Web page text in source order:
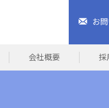
お
会社概要 採